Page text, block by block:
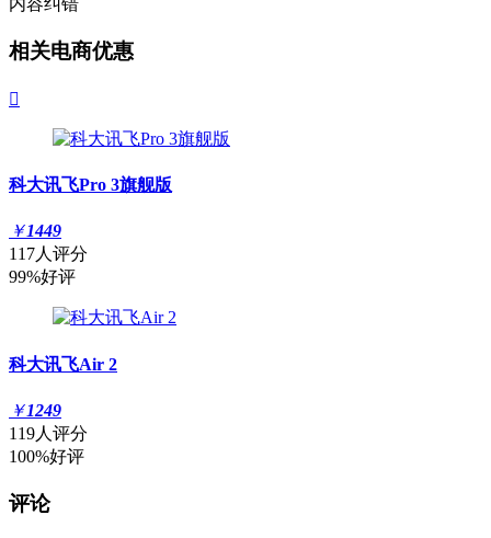
内容纠错
相关电商优惠

科大讯飞Pro 3旗舰版
￥1449
117人评分
99%好评
科大讯飞Air 2
￥1249
119人评分
100%好评
评论